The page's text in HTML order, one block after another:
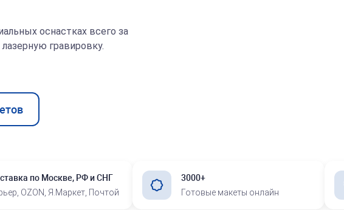
оснастках всего за
гравировку.
по Москве, РФ и СНГ
OZON, Я.Маркет, Почтой
3000+
Готовые макеты онлайн